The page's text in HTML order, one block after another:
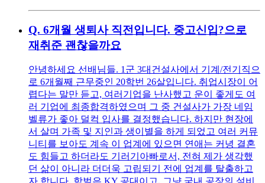
Q. 6개월 생퇴사 직전입니다. 중고신입?으로
재취준 괜찮을까요
안녕하세요 선배님들. 1군 3대건설사에서 기계/전기직으
로 6개월째 근무중인 20학번 26살입니다. 취업시장이 어
렵다는 말만 듣고, 여러기업을 난사했고 운이 좋게도 여
러 기업에 최종합격하였으며 그 중 건설사가 가장 네임
벨류가 좋아 덜컥 입사를 결정했습니다. 하지만 현장에
서 살며 가족 및 지인과 생이별을 하게 되었고 여러 커뮤
니티를 보아도 계속 이 업계에 있으면 연애는 커녕 결혼
도 힘들고 하더라도 기러기아빠로서, 전혀 제가 생각했
던 삶이 아니라 더더욱 고립되기 전에 업계를 탈출하고